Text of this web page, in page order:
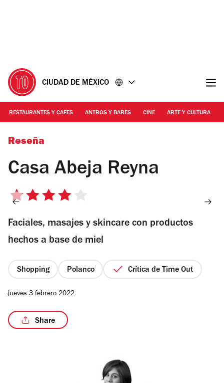
CIUDAD DE MÉXICO
RESTAURANTES Y CAFES ANTROS Y BARES CINE ARTE Y CULTURA
Foto: Cortesía Abeja Reyna
Reseña
Casa Abeja Reyna
4
5
estrellas
Faciales, masajes y skincare con productos
hechos a base de miel
Shopping Polanco Crítica de Time Out
jueves 3 febrero 2022
Share